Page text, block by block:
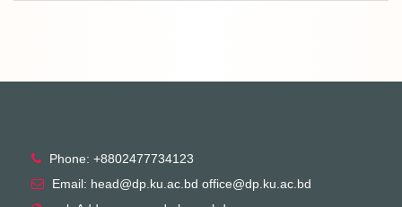
Phone: +8802477734123
Email: head@dp.ku.ac.bd office@dp.ku.ac.bd